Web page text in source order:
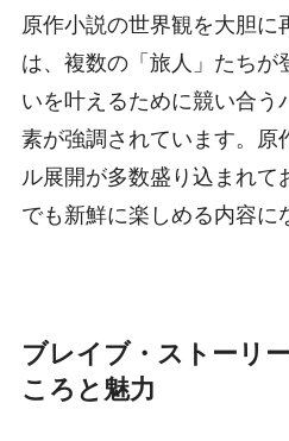
原作小説の世界観を大胆に
は、複数の「旅人」たちが
いを叶えるために競い合う
素が強調されています。原
ル展開が多数盛り込まれて
でも新鮮に楽しめる内容に
ブレイブ・ストーリ
ころと魅力